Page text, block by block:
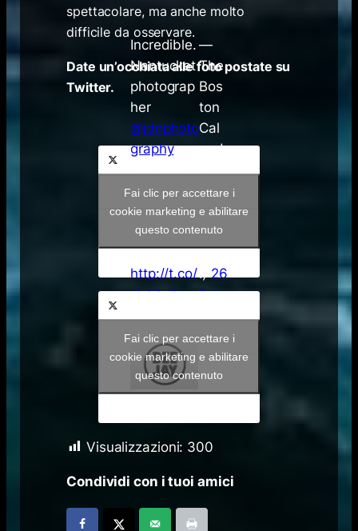
spettacolare, ma anche molto
difficile da osservare.
Date un’occhiata alle foto postate su
Twitter.
Incredible.
Nantucket
photograp
her
@jdnphoto
graphy
captures
nearly
frozen
waves on
camera.
http://t.co/
jA4RxPbx
O3
pic.twitter.
com/kHBS
Ajj7le
—
The
Bos
ton
Cal
end
ar
(@T
heB
osto
nCa
l)26
Feb
brai
o
201
5
Fai clic per accettare i
cookie marketing e abilitare
questo contenuto
Fai clic per accettare i
cookie marketing e abilitare
questo contenuto
Visualizzazioni: 300
Condividi con i tuoi amici